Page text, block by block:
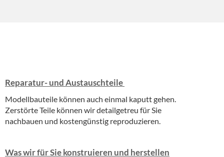
Reparatur- und Austauschteile
Modellbauteile können auch einmal kaputt gehen.
Zerstörte Teile können wir detailgetreu für Sie
nachbauen und kostengünstig reproduzieren.
Was wir für Sie konstruieren und herstellen